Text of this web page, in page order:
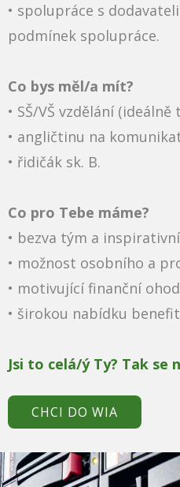
• spolupráce s
podmínek spolupráce.
Co bys měl/a mít?
• SŠ/VŠ vzdělání
• angličtinu na
• řidičák sk. B.
Co pro Tebe máme?
• ​bezva tým a
• možnost osobního a
• motivující finanční
• širokou nabídku
Jsi to celá/ý Ty? Tak se
CHCI DO WIA